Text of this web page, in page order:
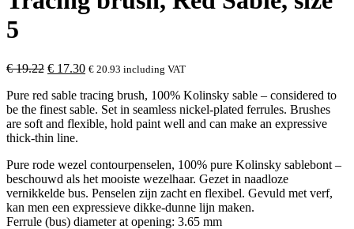
5
€19.22 Original
was:
€ 19.22.
€ 17.30Current
is:
€ 17.30.
€ 20.93 including VAT
Pure red sable tracing brush, 100% Kolinsky sable – considered to
be the finest sable. Set in seamless nickel-plated ferrules. Brushes
are soft and flexible, hold paint well and can make an expressive
thick-thin line.
Pure rode wezel contourpenselen, 100% pure Kolinsky sablebont –
beschouwd als het mooiste wezelhaar. Gezet in naadloze
vernikkelde bus. Penselen zijn zacht en flexibel. Gevuld met verf,
kan men een expressieve dikke-dunne lijn maken.
Ferrule (bus) diameter at opening: 3.65 mm